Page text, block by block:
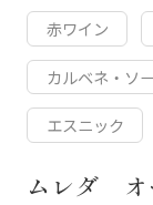
赤ワイン
カルベネ・ソ
エスニック
ムレダ